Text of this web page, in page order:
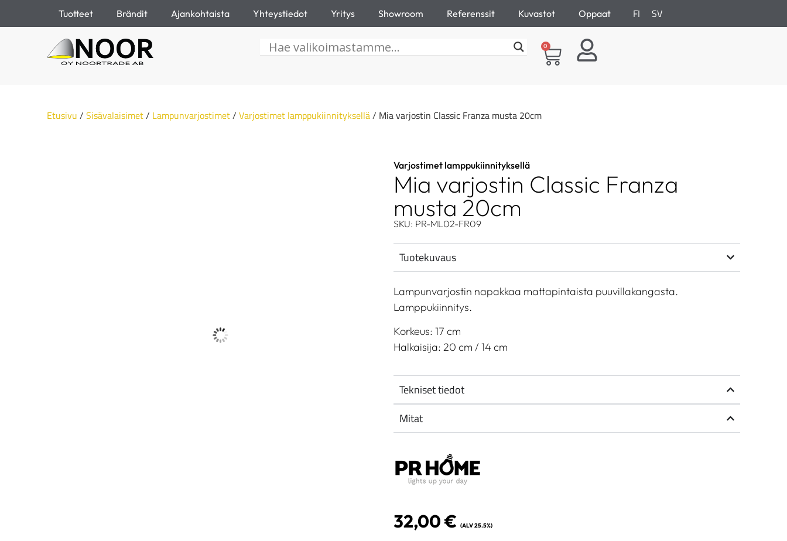
Tuotteet Brändit Ajankohtaista Yhteystiedot Yritys Showroom Referenssit Kuvastot Oppaat FI SV
0
Etusivu / Sisävalaisimet/ Lampunvarjostimet/ Varjostimet lamppukiinnityksellä/ Mia varjostin Classic Franza musta 20cm
Varjostimet lamppukiinnityksellä
Mia varjostin Classic Franza
musta 20cm
SKU: PR-ML02-FR09
Tuotekuvaus
Lampunvarjostin napakkaa mattapintaista puuvillakangasta.
Lamppukiinnitys.
Korkeus: 17 cm
Halkaisija: 20 cm / 14 cm
Tekniset tiedot
Mitat
32,00€ (ALV 25.5%)